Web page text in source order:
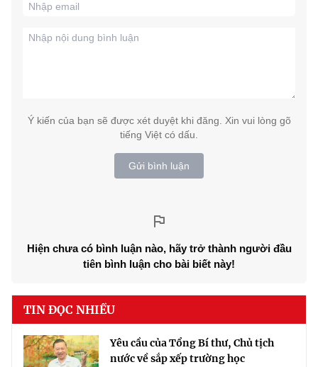
Ý kiến của bạn sẽ được xét duyệt khi đăng. Xin vui lòng gõ
tiếng Việt có dấu.
Gửi bình luận
Hiện chưa có bình luận nào, hãy trở thành người đầu
tiên bình luận cho bài biết này!
TIN ĐỌC NHIỀU
Yêu cầu của Tổng Bí thư, Chủ tịch
nước về sắp xếp trường học